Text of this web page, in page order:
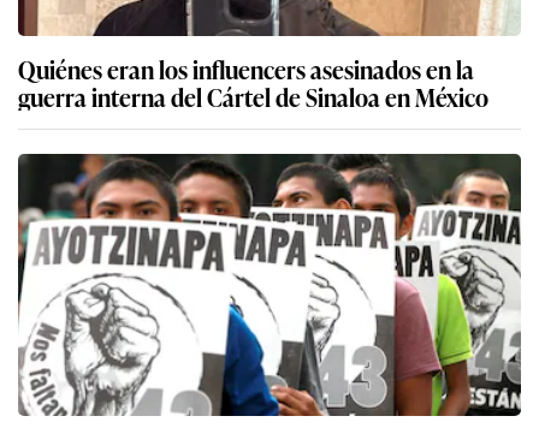
Quiénes eran los influencers asesinados en la
guerra interna del Cártel de Sinaloa en México